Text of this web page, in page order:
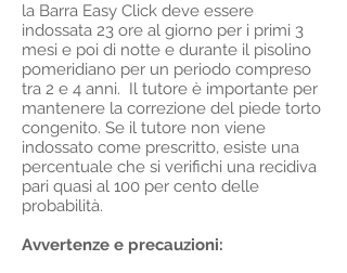
la Barra Easy Click deve essere
indossata 23 ore al giorno per i primi 3
mesi e poi di notte e durante il pisolino
pomeridiano per un periodo compreso
tra 2 e 4 anni. Il tutore è importante per
mantenere la correzione del piede torto
congenito. Se il tutore non viene
indossato come prescritto, esiste una
percentuale che si verifichi una recidiva
pari quasi al 100 per cento delle
probabilità.
Avvertenze e precauzioni: